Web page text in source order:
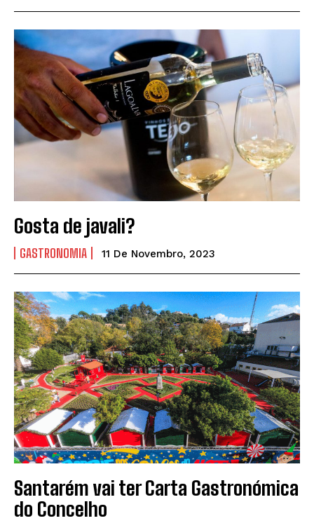
Gosta de javali?
GASTRONOMIA 11 De Novembro, 2023
Santarém vai ter Carta Gastronómica
do Concelho